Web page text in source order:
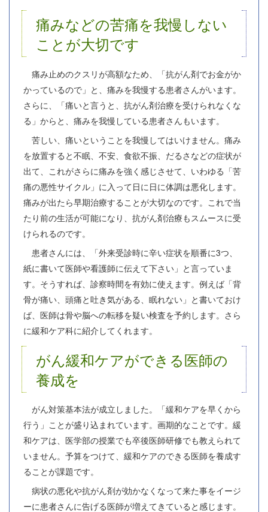
痛みなどの苦痛を我慢しない
ことが大切です
痛み止めのクスリが高額なため、「抗がん剤でお金がか
かっているので」と、痛みを我慢する患者さんがいます。
さらに、「痛いと言うと、抗がん剤治療を受けられなくな
る」からと、痛みを我慢している患者さんもいます。
苦しい、痛いということを我慢してはいけません。痛み
を放置すると不眠、不安、食欲不振、だるさなどの症状が
出て、これがさらに痛みを強く感じさせて、いわゆる「苦
痛の悪性サイクル」に入って日に日に体調は悪化します。
痛みが出たら早期治療することが大切なのです。これで当
たり前の生活が可能になり、抗がん剤治療もスムースに受
けられるのです。
患者さんには、「外来受診時に辛い症状を順番に3つ、
紙に書いて医師や看護師に伝えて下さい」と言っていま
す。そうすれば、診察時間を有効に使えます。例えば「背
骨が痛い、頭痛と吐き気がある、眠れない」と書いておけ
ば、医師は骨や脳への転移を疑い検査を予約します。さら
に緩和ケア科に紹介してくれます。
がん緩和ケアができる医師の
養成を
がん対策基本法が成立しました。「緩和ケアを早くから
行う」ことが盛り込まれています。画期的なことです。緩
和ケアは、医学部の授業でも卒後医師研修でも教えられて
いません。予算をつけて、緩和ケアのできる医師を養成す
ることが課題です。
病状の悪化や抗がん剤が効かなくなって来た事をイージ
ーに患者さんに告げる医師が増えてきていると感じます。